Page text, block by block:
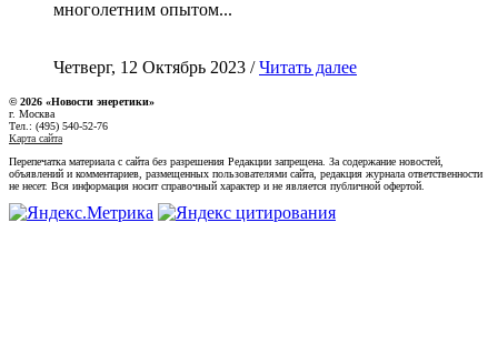
многолетним опытом...
Четверг, 12 Октябрь 2023 /Читать далее
© 2026 «Новости энеретики»
г. Москва
Тел.: (495) 540-52-76
Карта сайта
Перепечатка материала с сайта без разрешения Редакции запрещена. За содержание новостей,
объявлений и комментариев, размещенных пользователями сайта, редакция журнала ответственности
не несет. Вся информация носит справочный характер и не является публичной офертой.